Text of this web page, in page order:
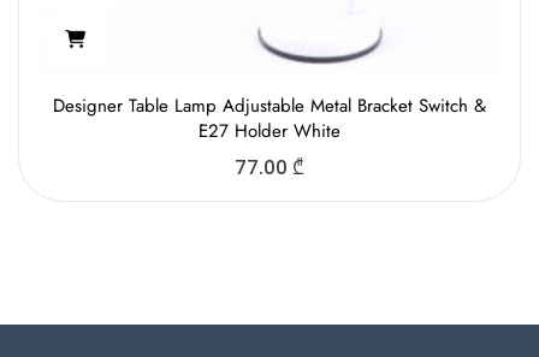
Designer Table Lamp Adjustable Metal Bracket Switch &
E27 Holder White
77.00 ₾